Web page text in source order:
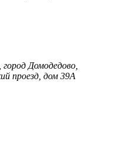
город Домодедово
проезд, дом 39А